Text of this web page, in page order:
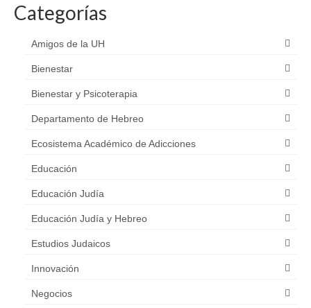
Categorías
Amigos de la UH
Bienestar
Bienestar y Psicoterapia
Departamento de Hebreo
Ecosistema Académico de Adicciones
Educación
Educación Judía
Educación Judía y Hebreo
Estudios Judaicos
Innovación
Negocios